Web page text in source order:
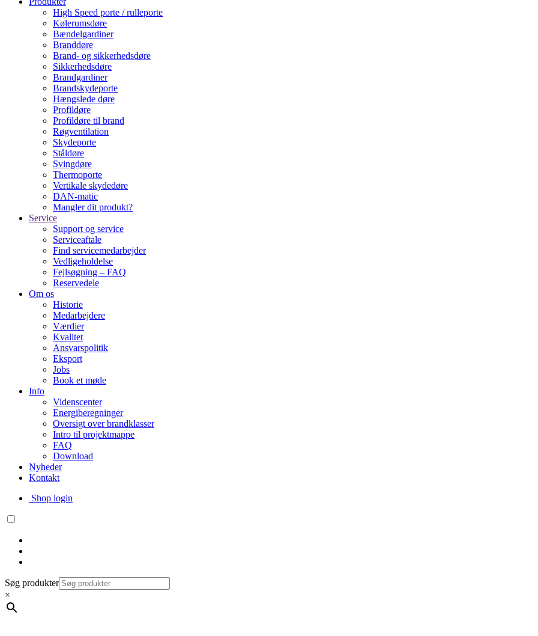
High Speed porte / rulleporte
Kølerumsdøre
Bændelgardiner
Branddøre
Brand- og sikkerhedsdøre
Sikkerhedsdøre
Brandgardiner
Brandskydeporte
Hængslede døre
Profildøre
Profildøre til brand
Røgventilation
Skydeporte
Ståldøre
Svingdøre
Thermoporte
Vertikale skydedøre
DAN-matic
Mangler dit produkt?
Service
Support og service
Serviceaftale
Find servicemedarbejder
Vedligeholdelse
Fejlsøgning – FAQ
Reservedele
Om os
Historie
Medarbejdere
Værdier
Kvalitet
Ansvarspolitik
Eksport
Jobs
Book et møde
Info
Videnscenter
Energiberegninger
Oversigt over brandklasser
Intro til projektmappe
FAQ
Download
Nyheder
Kontakt
Shop login
Søg produkter
×